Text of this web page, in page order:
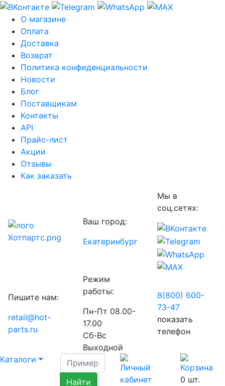
О магазине
Оплата
Доставка
Возврат
Политика конфиденциальности
Новости
Блог
Поставщикам
Контакты
API
Прайс-лист
Акции
Отзывы
Как заказать
Ваш город:
Екатеринбург
Мы в
соц.сетях:
Пишите нам:
retail@hot-
parts.ru
Режим
работы:
Пн-Пт 08.00-
17.00
Сб-Вс
Выходной
8(800) 600-
73-47
показать
телефон
Каталоги
0 шт.